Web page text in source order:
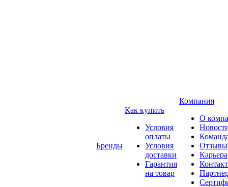
Бренды
Как купить
Условия
оплаты
Условия
доставки
Гарантия
на товар
Компания
О
Отзывы
Карьера